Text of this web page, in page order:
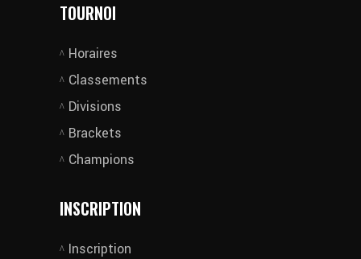
TOURNOI
Horaires
Classements
Divisions
Brackets
Champions
INSCRIPTION
Inscription